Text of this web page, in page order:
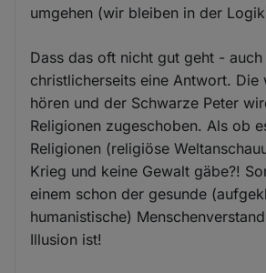
umgehen (wir bleiben in der
Dass das oft nicht gut geht -
christlicherseits eine Antwort. Die
hören und der Schwarze Peter
Religionen zugeschoben. Als ob
Religionen (religiöse
Krieg und keine Gewalt gäbe?!
einem schon der gesunde
humanistische)
Illusion ist!